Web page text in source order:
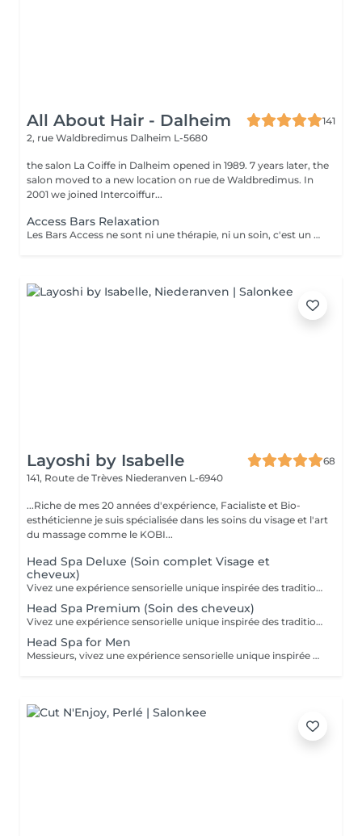
All About Hair - Dalheim
141
2, rue Waldbredimus Dalheim L-5680
the salon La Coiffe in Dalheim opened in 1989. 7 years later, the
salon moved to a new location on rue de Waldbredimus. In
2001 we joined Intercoiffur...
Access Bars Relaxation
Les Bars Access ne sont ni une thérapie, ni un soin, c'est un outil qui favorise le fameux « lâcher-prise ». La stimulation de ces points entraîne un relâchement des blocages mentaux, provoque une relaxation intense et lorsque touchés doucement, ils relâchent sans effort, tout ce qui empêche de recevoir.
Layoshi by Isabelle
68
141, Route de Trèves Niederanven L-6940
...Riche de mes 20 années d'expérience, Facialiste et Bio-
esthéticienne je suis spécialisée dans les soins du visage et l'art
du massage comme le KOBI...
Head Spa Deluxe (Soin complet Visage et
cheveux)
Vivez une expérience sensorielle unique inspirée des traditions anciennes japonaises dédiées au soin du corps et à l'apaisement de l'esprit. Le Head Spa combine soin des cheveux et du visage pour améliorer la revitalisation du cuir chevelu tout en favorisant la réduction du stress et la relaxation générale: - Démaquillage du visage - Massage du visage manuel "coup d'éclat" - Massage manuel des épaules, de la nuque et du cuir chevelu à l'huile précieuse et utilisation de différents outils - Fontaine d'eau chaude - Masque visage hydratant - Shampoing - Masque capillaire sous bain de vapeur + sérum - Massage des mains et des bras. - Crème + Sérum visage hydradants - Séchage des cheveux (15 minutes)
Head Spa Premium (Soin des cheveux)
Vivez une expérience sensorielle unique inspirée des traditions anciennes japonaises dédiées au soin du corps et à l'apaisement de l'esprit. Le Head Spa combine soin des cheveux et du visage pour améliorer la revitalisation du cuir chevelu tout en favorisant la réduction du stress et la relaxation générale: - Démaquillage du visage - Massage manuel des épaules, de la nuque et du cuir chevelu à l'huile précieuse et utilisation de différents outils - Fontaine d'eau chaude - Shampoing - Masque capillaire sous bain de vapeur + sérum - Massage des mains et des bras. - Séchage des cheveux (15 minutes)
Head Spa for Men
Messieurs, vivez une expérience sensorielle unique inspirée des traditions anciennes japonaises dédiées au soin du corps et à l'apaisement de l'esprit adapté à votre peau. Le Head Spa combine soin des cheveux et du visage pour améliorer la revitalisation du cuir chevelu tout en favorisant la réduction du stress et la relaxation générale: - Soin du visage (nettoyage, massage, masque et/ou soin de la barbe) - Massage manuel des épaules, de la nuque et du cuir chevelu à l'huile précieuse et utilisation de différents outils - Fontaine d'eau chaude - Shampoing - Sérum capillaire - Séchage des cheveux